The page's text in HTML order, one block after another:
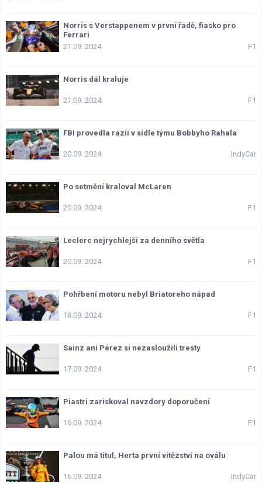
Norris s Verstappenem v první řadě, fiasko pro
Ferrari
F1
21.09. 2024
Norris dál kraluje
F1
21.09. 2024
FBI provedla razii v sídle týmu Bobbyho Rahala
IndyCar
20.09. 2024
Po setmění kraloval McLaren
F1
20.09. 2024
Leclerc nejrychlejší za denního světla
F1
20.09. 2024
Pohřbení motoru nebyl Briatoreho nápad
F1
18.09. 2024
Sainz ani Pérez si nezasloužili tresty
F1
17.09. 2024
Piastri zariskoval navzdory doporučení
F1
16.09. 2024
Palou má titul, Herta první vítězství na oválu
IndyCar
16.09. 2024